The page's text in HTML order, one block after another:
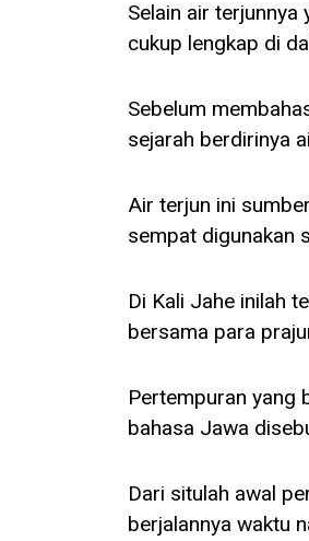
Selain air
cukup lengkap di
Sebelum
sejarah berdirinya
Air terjun ini
sempat digunakan
Di Kali Jahe inilah
bersama para
Pertempuran yang
bahasa Jawa
Dari situlah awal
berjalannya waktu